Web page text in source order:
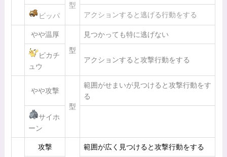
型
ビッパ アクションすると逃げる行動をする
やや温厚
型
見つかっても特に逃げない
ピカチ
ュウ
アクションすると攻撃行動をする
やや攻撃
型
範囲がせまいが見つけると攻撃行動をす
る
サイホ
ーン
攻撃
範囲が広く見つけると攻撃行動をする